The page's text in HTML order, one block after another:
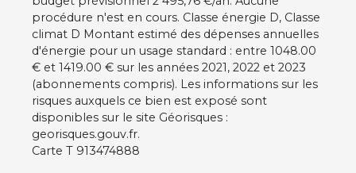
procédure n'est en cours. Classe énergie D, Classe
climat D Montant estimé des dépenses annuelles
d'énergie pour un usage standard : entre 1048.00
€ et 1419.00 € sur les années 2021, 2022 et 2023
(abonnements compris). Les informations sur les
risques auxquels ce bien est exposé sont
disponibles sur le site Géorisques :
georisques.gouv.fr.
Carte T 913474888